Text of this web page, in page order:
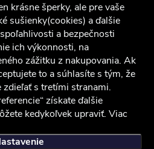
krásne šperky, ale pre vaše
sušienky(cookies) a ďalšie
a bezpečnosti
ich výkonnosti, na
zážitku z nakupovania. Ak
to a súhlasíte s tým, že
s tretími stranami.
získate ďalšie
kedykoľvek upraviť. Viac
Ochrana osobných údajov